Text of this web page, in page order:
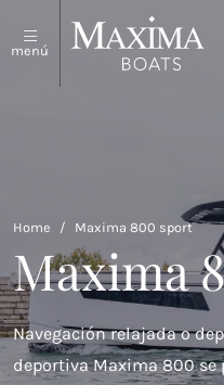
menú
Balas y tenders
Ver todo
Maxima 680 sport lounge
Maxima 700 sport
Maxima 800 sport
Maxima 740
Acerca de nosotros
Acerca de nosotros
Home / Maxima 800 sport
Maxima
Navegación relajada o
deportiva Maxima 800 se